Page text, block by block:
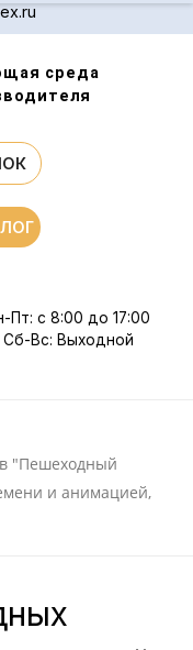
среда
Пт: с 8:00 до 17:00
Сб-Вс: Выходной
"Пешеходный
и анимацией,